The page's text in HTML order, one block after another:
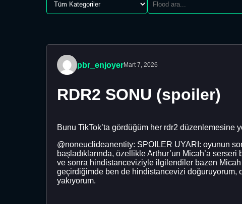
pbr_enjoyerMart 7, 2026
RDR2 SONU (spoiler)
Bunu TikTok’ta gördüğüm her rdr2 düzenlemesine
@noneuclideanentity: SPOILER UYARI: oyunun
başladıklarında, özellikle Arthur’un Micah’a
ve sonra hindistanceviziyle ilgilendiler bazen
geçirdiğimde ben de hindistancevizi doğuruyorum,
yakıyorum.